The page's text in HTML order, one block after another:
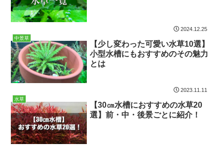
2024.12.25
中景草
【少し変わった可愛い水草10選】
小型水槽にもおすすめのその魅力
とは
2023.11.11
水草
【30㎝水槽におすすめの水草20
選】前・中・後景ごとに紹介！